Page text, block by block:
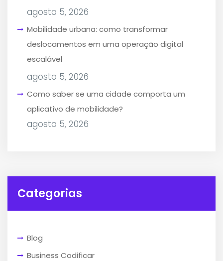
agosto 5, 2026
Mobilidade urbana: como transformar
deslocamentos em uma operação digital
escalável
agosto 5, 2026
Como saber se uma cidade comporta um
aplicativo de mobilidade?
agosto 5, 2026
Categorias
Blog
Business Codificar